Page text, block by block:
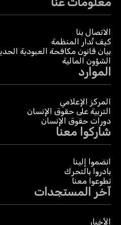
الاتصال بنا
كيف تُدار المنظمة
بيان قانون مكافحة العبودية
الشؤون المالية
الموارد
المركز الإعلامي
التربية على حقوق الإنسان
دورات حقوق الإنسان
شاركوا معنا
انضموا إلينا
بادروا بالتحرك
تطوعوا معنا
آخر المستجدات
الأخبار